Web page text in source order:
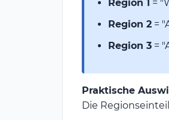
Region 1 =
Region 2 =
Region 3 =
Praktische
Die